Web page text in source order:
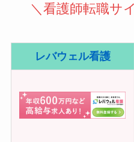
＼看護師転職サ
レバウェル看護